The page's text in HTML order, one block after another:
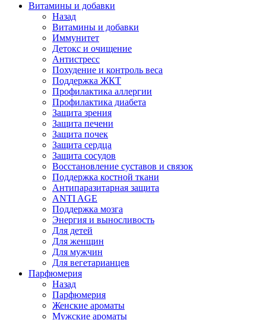
Витамины и добавки
Назад
Витамины и добавки
Иммунитет
Детокс и очищение
Антистресс
Похудение и контроль веса
Поддержка ЖКТ
Профилактика аллергии
Профилактика диабета
Защита зрения
Защита печени
Защита почек
Защита сердца
Защита сосудов
Восстановление суставов и связок
Поддержка костной ткани
Антипаразитарная защита
ANTI AGE
Поддержка мозга
Энергия и выносливость
Для детей
Для женщин
Для мужчин
Для вегетарианцев
Парфюмерия
Назад
Парфюмерия
Женские ароматы
Мужские ароматы